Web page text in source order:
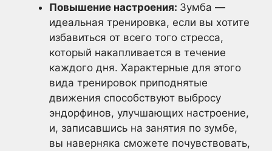
Повышение настроения: Зумба —
идеальная тренировка, если вы хотите
избавиться от всего того стресса,
который накапливается в течение
каждого дня. Характерные для этого
вида тренировок приподнятые
движения способствуют выбросу
эндорфинов, улучшающих настроение,
и, записавшись на занятия по зумбе,
вы наверняка сможете почувствовать,